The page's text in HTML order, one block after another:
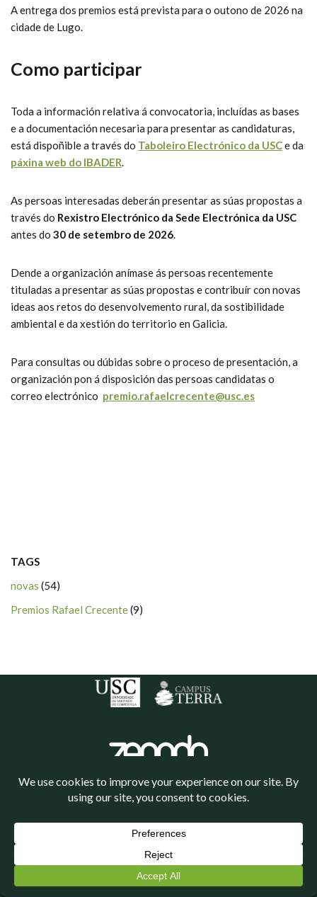
A entrega dos premios está prevista para o outono de 2026 na
cidade de Lugo.
Como participar
Toda a información relativa á convocatoria, incluídas as bases
e a documentación necesaria para presentar as candidaturas,
está dispoñible a través do Taboleiro Electrónico da USCe da
páxina web do IBADER.
As persoas interesadas deberán presentar as súas propostas a
través do Rexistro Electrónico da Sede Electrónica da USC
antes do 30 de setembro de 2026.
Dende a organización anímase ás persoas recentemente
tituladas a presentar as súas propostas e contribuír con novas
ideas aos retos do desenvolvemento rural, da sostibilidade
ambiental e da xestión do territorio en Galicia.
Para consultas ou dúbidas sobre o proceso de presentación, a
organización pon á disposición das persoas candidatas o
correo electrónico premio.rafaelcrecente@usc.es
TAGS
novas (54)
Premios Rafael Crecente(9)
Política de privacidade
| Funciona grazas a